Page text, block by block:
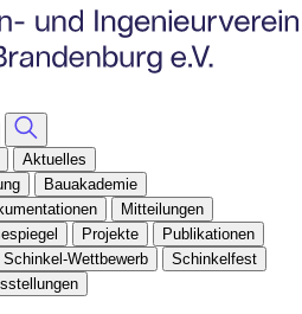
Aktuelles
Bauakademie
Mitteilungen
Projekte
Publikationen
Schinkel-Wettbewerb
Schinkelfest